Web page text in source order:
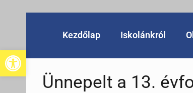
Eszköztár megnyitása
Kezdőlap Iskolánkról
Ünnepelt a 13.